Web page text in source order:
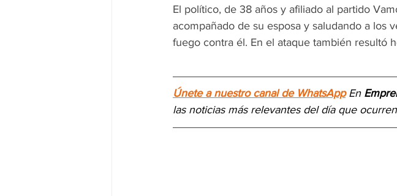
El político, de 38 años y afiliado al partido
acompañado de su esposa y saludando a los
fuego contra él. En el ataque también resultó
Únete a nuestro canal de WhatsApp En
las noticias más relevantes del día que